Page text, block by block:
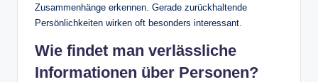
Zusammenhänge erkennen. Gerade zurückhaltende
Persönlichkeiten wirken oft besonders interessant.
Wie findet man verlässliche
Informationen über Personen?